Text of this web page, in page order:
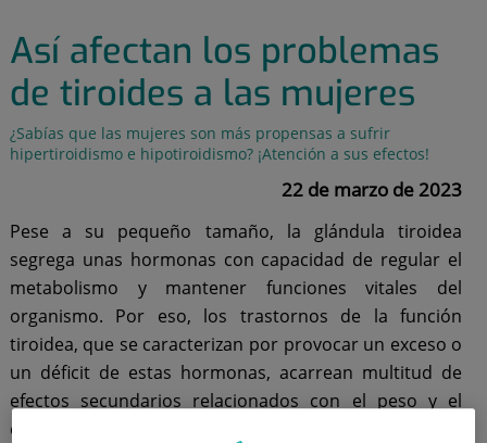
Así afectan los problemas
de tiroides a las mujeres
¿Sabías que las mujeres son más propensas a sufrir
hipertiroidismo e hipotiroidismo? ¡Atención a sus efectos!
22 de marzo de 2023
Pese a su pequeño tamaño, la glándula tiroidea
segrega unas hormonas con capacidad de regular el
metabolismo y mantener funciones vitales del
organismo. Por eso, los trastornos de la función
tiroidea, que se caracterizan por provocar un exceso o
un déficit de estas hormonas, acarrean multitud de
efectos secundarios relacionados con el peso y el
estado de ánimo.